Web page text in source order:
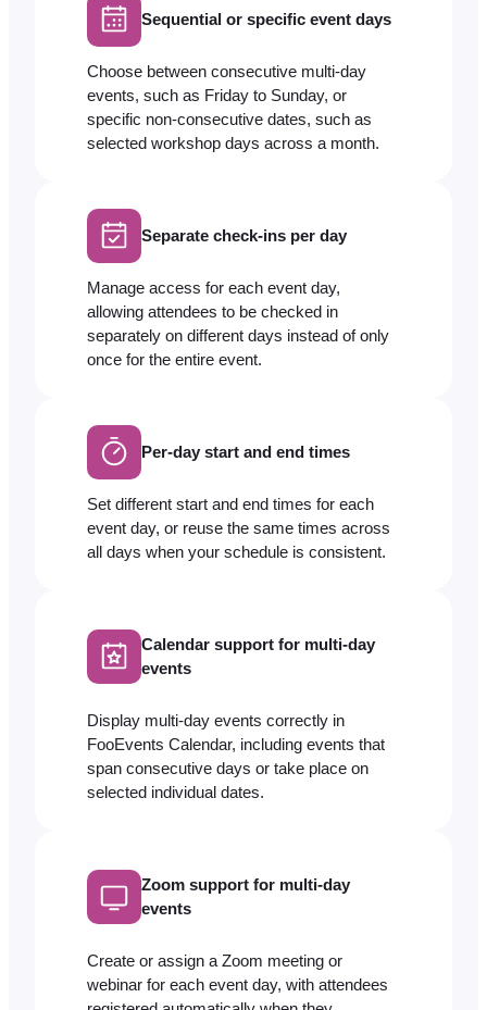
Sequential or specific event days
Choose between consecutive multi-day
events, such as Friday to Sunday, or
specific non-consecutive dates, such as
selected workshop days across a month.
Separate check-ins per day
Manage access for each event day,
allowing attendees to be checked in
separately on different days instead of only
once for the entire event.
Per-day start and end times
Set different start and end times for each
event day, or reuse the same times across
all days when your schedule is consistent.
Calendar support for multi-day
events
Display multi-day events correctly in
FooEvents Calendar, including events that
span consecutive days or take place on
selected individual dates.
Zoom support for multi-day
events
Create or assign a Zoom meeting or
webinar for each event day, with attendees